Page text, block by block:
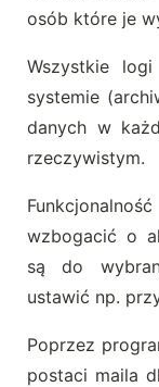
osób które je
Wszystkie
systemie
danych w
rzeczywistym.
wzbogacić o
są do
ustawić np.
Poprzez
postaci maila